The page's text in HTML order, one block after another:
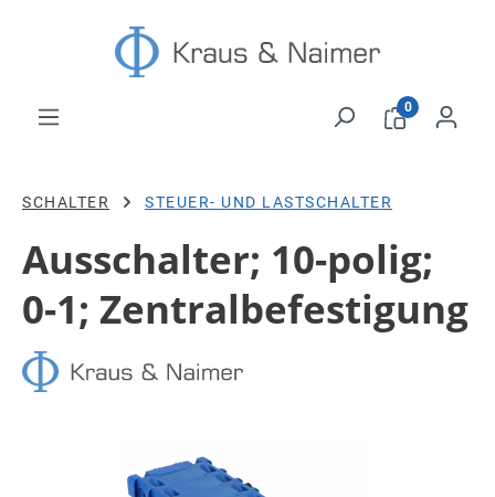
Zum Hauptinhalt springen
0
SCHALTER STEUER- UND LASTSCHALTER
Ausschalter; 10-polig;
0-1; Zentralbefestigung